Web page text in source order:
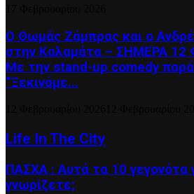
Ο Θωμάς Ζάμπρας και ο
στην Καλαμάτα – ΣΗΜΕΡΑ 12
Με την stand-up comedy
“Ξεκινάμε...
Life In The City
ΠΑΣΧΑ : Αυτά τα 10 γεγονότα
γνωρίζετε;